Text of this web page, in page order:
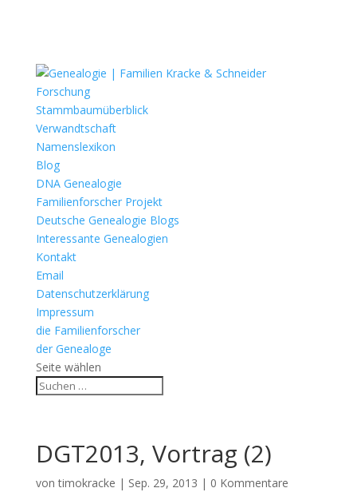
Forschung
Stammbaumüberblick
Verwandtschaft
Namenslexikon
Blog
DNA Genealogie
Familienforscher Projekt
Deutsche Genealogie Blogs
Interessante Genealogien
Kontakt
Email
Datenschutzerklärung
Impressum
die Familienforscher
der Genealoge
Seite wählen
DGT2013, Vortrag (2)
vontimokracke | Sep. 29, 2013 | 0 Kommentare